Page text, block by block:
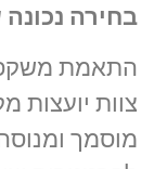
בחירה
התאמת
צוות יועצות
מוסמך